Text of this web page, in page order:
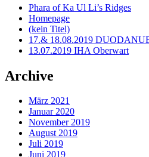
Phara of Ka Ul Li’s Ridges
Homepage
(kein Titel)
17.& 18.08.2019
13.07.2019 IHA Oberwart
Archive
März 2021
Januar 2020
November 2019
August 2019
Juli 2019
Juni 2019